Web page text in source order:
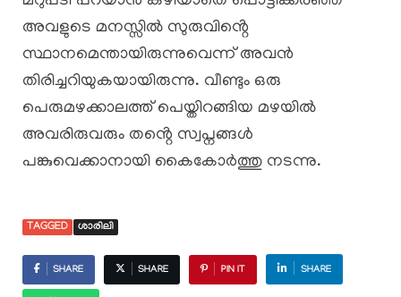
അവളുടെ മനസ്സിൽ സുരുവിൻ്റെ
സ്ഥാനമെന്തായിരുന്നുവെന്ന് അവൻ
തിരിച്ചറിയുകയായിരുന്നു. വീണ്ടും ഒരു
പെരുമഴക്കാലത്ത് പെയ്തിറങ്ങിയ മഴയിൽ
അവരിരുവരും തൻ്റെ സ്വപ്നങ്ങൾ
പങ്കുവെക്കാനായി കൈകോർത്തു നടന്നു.
TAGGED ശാരിലി
SHARE SHARE PIN IT SHARE